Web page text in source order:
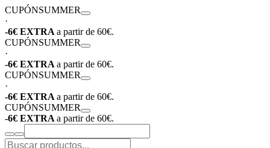
CUPÓNSUMMER
·
-6€ EXTRA a partir de 60€.
CUPÓNSUMMER
·
-6€ EXTRA a partir de 60€.
CUPÓNSUMMER
·
-6€ EXTRA a partir de 60€.
CUPÓNSUMMER
-6€ EXTRA a partir de 60€.